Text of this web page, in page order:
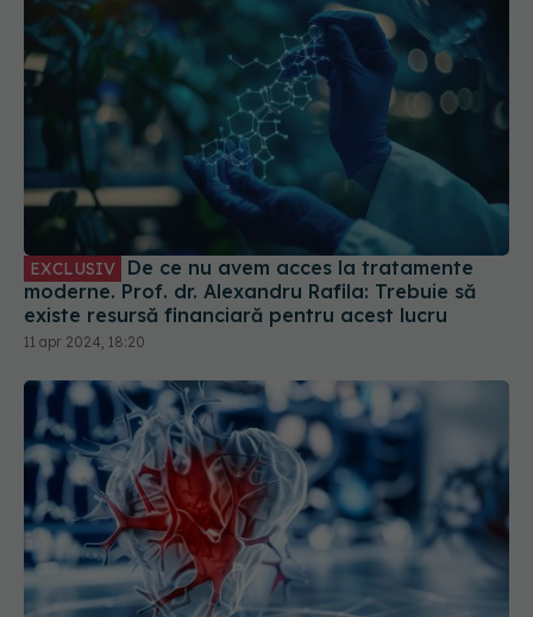
EXCLUSIV
moderne. Prof. dr. Alexandru Rafila: Trebuie să
existe resursă financiară pentru acest lucru
11 apr 2024, 18:20